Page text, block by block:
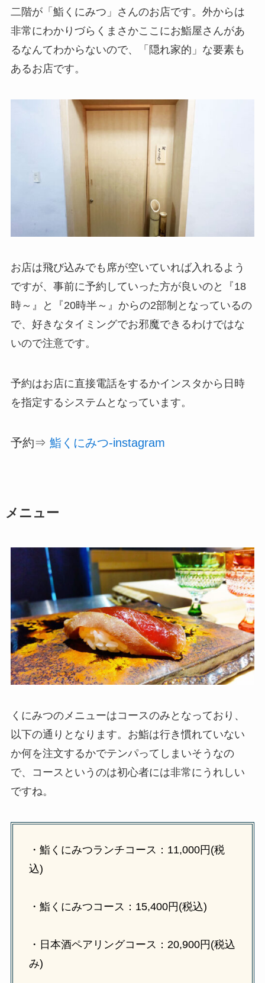
二階が「鮨くにみつ」さんのお店です。外からは
非常にわかりづらくまさかここにお鮨屋さんがあ
るなんてわからないので、「隠れ家的」な要素も
あるお店です。
お店は飛び込みでも席が空いていれば入れるよう
ですが、事前に予約していった方が良いのと『18
時～』と『20時半～』からの2部制となっているの
で、好きなタイミングでお邪魔できるわけではな
いので注意です。
予約はお店に直接電話をするかインスタから日時
を指定するシステムとなっています。
予約⇒ 鮨くにみつ-instagram
メニュー
くにみつのメニューはコースのみとなっており、
以下の通りとなります。お鮨は行き慣れていない
か何を注文するかでテンパってしまいそうなの
で、コースというのは初心者には非常にうれしい
ですね。
・鮨くにみつランチコース：11,000円(税
込)
・鮨くにみつコース：15,400円(税込)
・日本酒ペアリングコース：20,900円(税込
み)